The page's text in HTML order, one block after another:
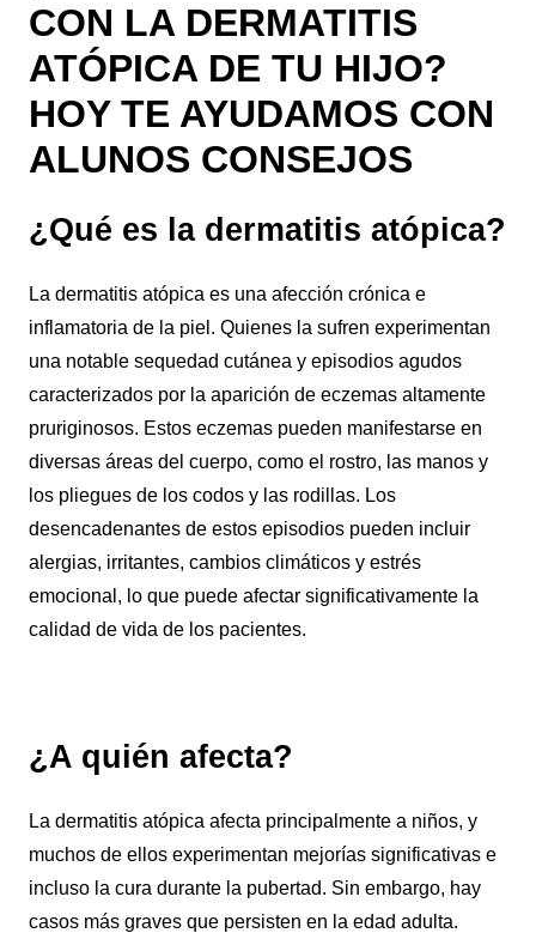
CON LA DERMATITIS
ATÓPICA DE TU HIJO?
HOY TE AYUDAMOS CON
ALUNOS CONSEJOS
¿Qué es la dermatitis atópica?
La dermatitis atópica es una afección crónica e
inflamatoria de la piel. Quienes la sufren experimentan
una notable sequedad cutánea y episodios agudos
caracterizados por la aparición de eczemas altamente
pruriginosos. Estos eczemas pueden manifestarse en
diversas áreas del cuerpo, como el rostro, las manos y
los pliegues de los codos y las rodillas. Los
desencadenantes de estos episodios pueden incluir
alergias, irritantes, cambios climáticos y estrés
emocional, lo que puede afectar significativamente la
calidad de vida de los pacientes.
¿A quién afecta?
La dermatitis atópica afecta principalmente a niños, y
muchos de ellos experimentan mejorías significativas e
incluso la cura durante la pubertad. Sin embargo, hay
casos más graves que persisten en la edad adulta.